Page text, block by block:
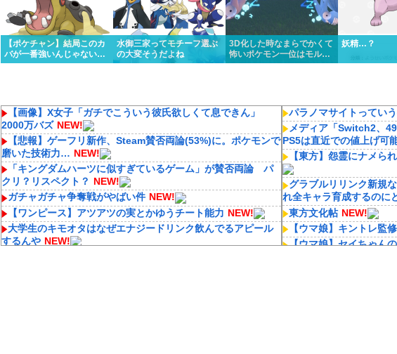
【ポケチャン】結局このカ
バが一番強いんじゃない
か？
水御三家ってモチーフ選ぶ
の大変そうだよね
3D化した時なまらでかくて
怖いポケモン一位はモルフ
ォンに決定いたしました
妖精…？
【画像】X女子「ガチでこういう彼氏欲しくて息できん」
2000万バズ NEW!
【悲報】ゲーフリ新作、Steam賛否両論(53%)に。ポケモンで
磨いた技術力… NEW!
「キングダムハーツに似すぎているゲーム」が賛否両論 パ
クリ？リスペクト？ NEW!
ガチャガチャ争奪戦がやばい件 NEW!
【ワンピース】アツアツの実とかゆうチート能力 NEW!
大学生のキモオタはなぜエナジードリンク飲んでるアピール
するんや NEW!
パラノマサイトってい
メディア「Switch2、
PS5は直近での値上げ可
【東方】怨霊にナメら
グラブルリリンク新規
れ全キャラ育成するのに
東方文化帖 NEW!
【ウマ娘】キントレ監
【ウマ娘】セイちゃん